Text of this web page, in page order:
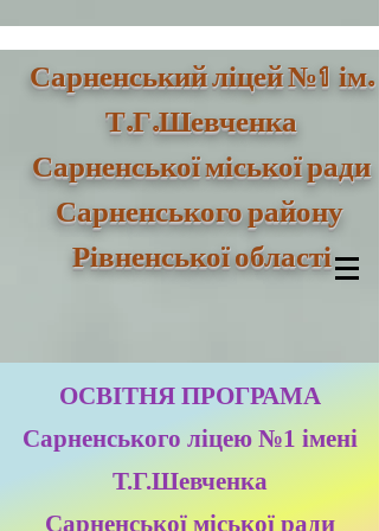
Сарненський ліцей №1ім.
Т.Г.Шевченка
Сарненської міської ради
Сарненського району
Рівненської області
ОСВІТНЯ ПРОГРАМА
Сарненського ліцею №1 імені
Т.Г.Шевченка
Сарненської міської ради